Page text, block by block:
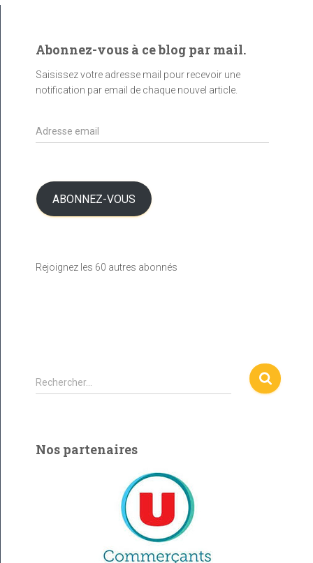
Abonnez-vous à ce blog par mail.
Saisissez votre adresse mail pour recevoir une
notification par email de chaque nouvel article.
A
d
s
s
a
ABONNEZ-VOUS
Rejoignez les 60 autres abonnés
R
e
r
Rechercher…
Nos partenaires